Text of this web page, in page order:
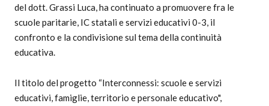
del dott. Grassi Luca, ha continuato a promuovere fra le
scuole paritarie, IC statali e servizi educativi 0-3, il
confronto e la condivisione sul tema della continuità
educativa.
Il titolo del progetto “Interconnessi: scuole e servizi
educativi, famiglie, territorio e personale educativo",